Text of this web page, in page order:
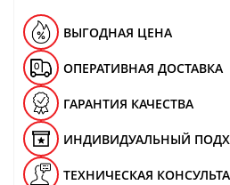
ВЫГОДНАЯ ЦЕНА
ОПЕРАТИВНАЯ ДОСТАВКА
ГАРАНТИЯ КАЧЕСТВА
ИНДИВИДУАЛЬНЫЙ
ТЕХНИЧЕСКАЯ